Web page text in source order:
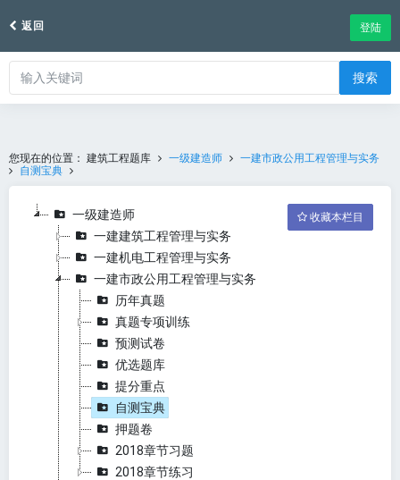
返回 登陆
搜索
您现在的位置： 建筑工程题库 一级建造师
一建市政公用工程管理与实务
自测宝典
收藏本栏目
一级建造师
一建建筑工程管理与实务
一建机电工程管理与实务
一建市政公用工程管理与实务
历年真题
真题专项训练
预测试卷
优选题库
提分重点
自测宝典
押题卷
2018章节习题
2018章节练习